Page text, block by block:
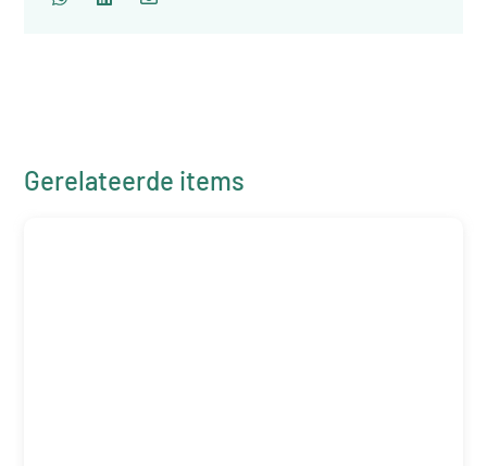
Gerelateerde items